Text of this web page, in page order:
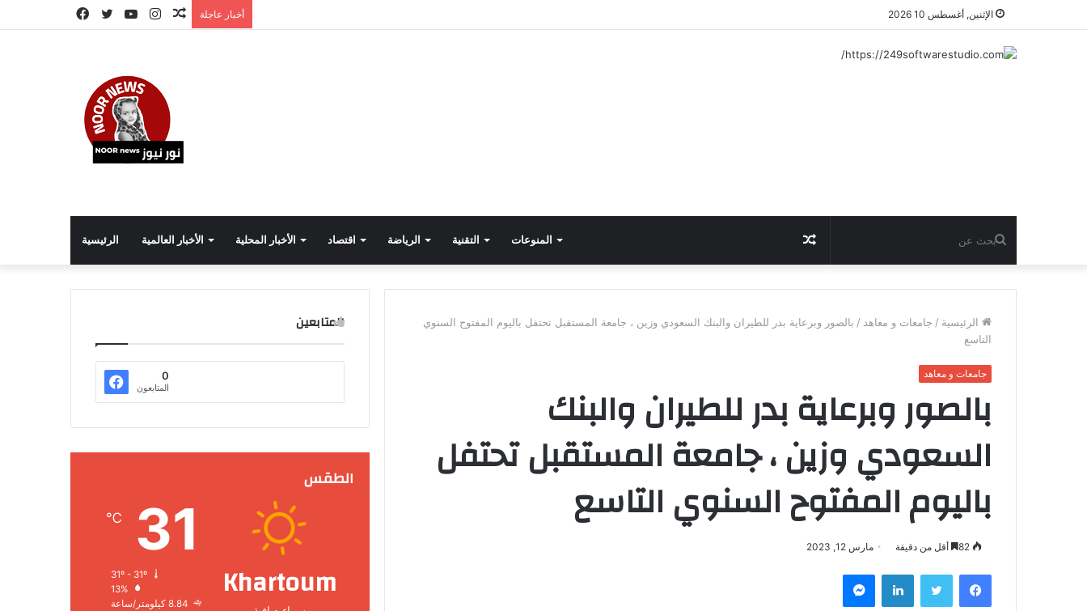
الإثنين, أغسطس 10 2026 أخبار عاجلة
مقالانستقرام
يوتيوب تويترفيسبوك
الرئيسية الأخبار العالمية الأخبار المحلية اقتصاد الرياضة التقنية المنوعات بحث
عن
مقال
عشوائي
الرئيسية / جامعات و معاهد / بالصور وبرعاية بدر للطيران والبنك السعودي وزين ، جامعة المستقبل تحتفل باليوم المفتوح السنوي
التاسع
جامعات و معاهد
بالصور وبرعاية بدر للطيران والبنك
السعودي وزين ، جامعة المستقبل تحتفل
باليوم المفتوح السنوي التاسع
مارس 12, 2023 أقل من دقيقة
فيسبوك تويتر لينكدإن ماسنجر
المتابعين
0
المتابعون
الطقس
Khartoum
31
℃
13%
8.84 كيلومتر/ساعة